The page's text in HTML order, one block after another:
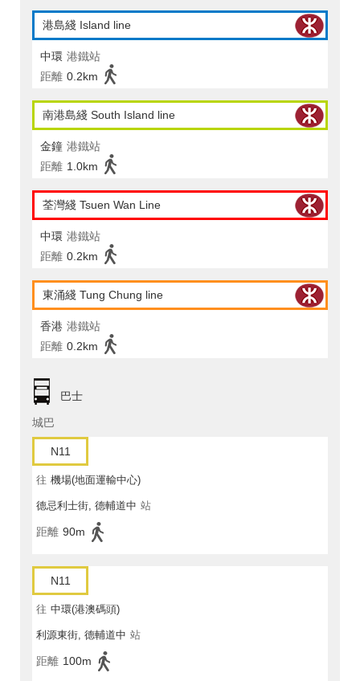
港島綫 Island line
中環 港鐵站
距離 0.2km
南港島綫 South Island line
金鐘 港鐵站
距離 1.0km
荃灣綫 Tsuen Wan Line
中環 港鐵站
距離 0.2km
東涌綫 Tung Chung line
香港 港鐵站
距離 0.2km
巴士
城巴
N11
往 機場(地面運輸中心)
德忌利士街, 德輔道中 站
距離 90m
N11
往 中環(港澳碼頭)
利源東街, 德輔道中 站
距離 100m